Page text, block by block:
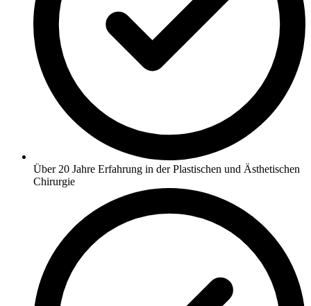
Über 20 Jahre Erfahrung in der Plastischen und Ästhetischen
Chirurgie